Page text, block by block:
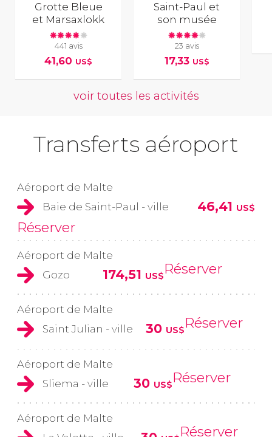
Grotte Bleue
et Marsaxlokk
441 avis
41,60 US$
Saint-Paul et
son musée
23 avis
17,33 US$
voir toutes les activités
Transferts aéroport
Aéroport de Malte
Baie de Saint-Paul - ville
46,41 US$
Réserver
Aéroport de Malte
Gozo
174,51 US$Réserver
Aéroport de Malte
Saint Julian - ville
30 US$Réserver
Aéroport de Malte
Sliema - ville
30 US$Réserver
Aéroport de Malte
Réserver